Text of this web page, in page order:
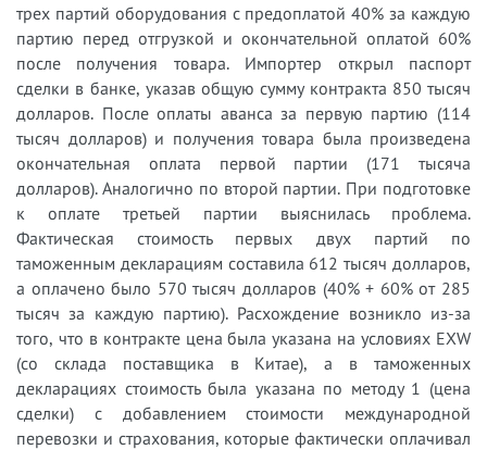
трех партий оборудования с предоплатой 40% за каждую
партию перед отгрузкой и окончательной оплатой 60%
после получения товара. Импортер открыл паспорт
сделки в банке, указав общую сумму контракта 850 тысяч
долларов. После оплаты аванса за первую партию (114
тысяч долларов) и получения товара была произведена
окончательная оплата первой партии (171 тысяча
долларов). Аналогично по второй партии. При подготовке
к оплате третьей партии выяснилась проблема.
Фактическая стоимость первых двух партий по
таможенным декларациям составила 612 тысяч долларов,
а оплачено было 570 тысяч долларов (40% + 60% от 285
тысяч за каждую партию). Расхождение возникло из-за
того, что в контракте цена была указана на условиях EXW
(со склада поставщика в Китае), а в таможенных
декларациях стоимость была указана по методу 1 (цена
сделки) с добавлением стоимости международной
перевозки и страхования, которые фактически оплачивал